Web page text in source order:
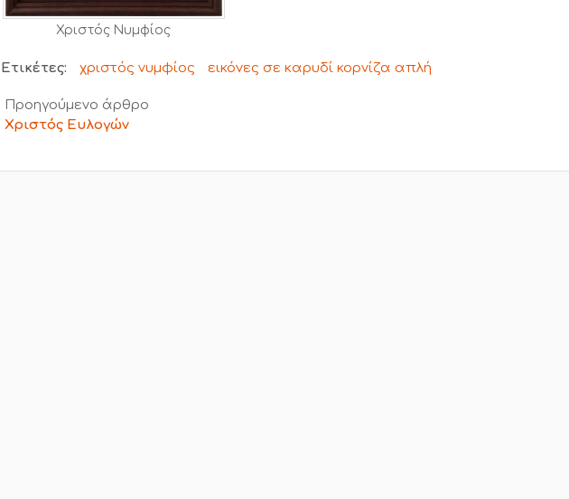
Χριστός Νυμφίος
Ετικέτες: χριστός νυμφίος εικόνες σε καρυδί κορνίζα απλή
Προηγούμενο άρθρο
Χριστός Ευλογών